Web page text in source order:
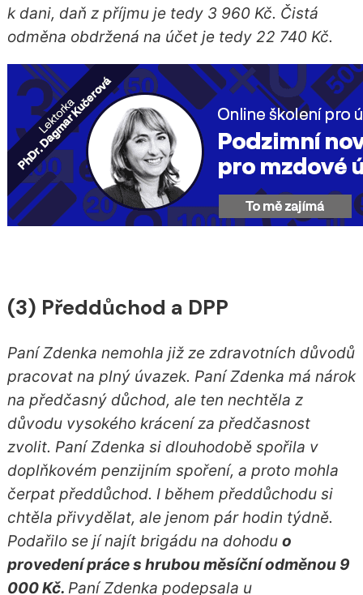
k dani, daň z příjmu je tedy 3 960 Kč. Čistá
odměna obdržená na účet je tedy 22 740 Kč.
(3) Předdůchod a DPP
Paní Zdenka nemohla již ze zdravotních důvodů
pracovat na plný úvazek. Paní Zdenka má nárok
na předčasný důchod, ale ten nechtěla z
důvodu vysokého krácení za předčasnost
zvolit. Paní Zdenka si dlouhodobě spořila v
doplňkovém penzijním spoření, a proto mohla
čerpat předdůchod. I během předdůchodu si
chtěla přivydělat, ale jenom pár hodin týdně.
Podařilo se jí najít brigádu na dohodu o
provedení práce s hrubou měsíční odměnou 9
000 Kč. Paní Zdenka podepsala u